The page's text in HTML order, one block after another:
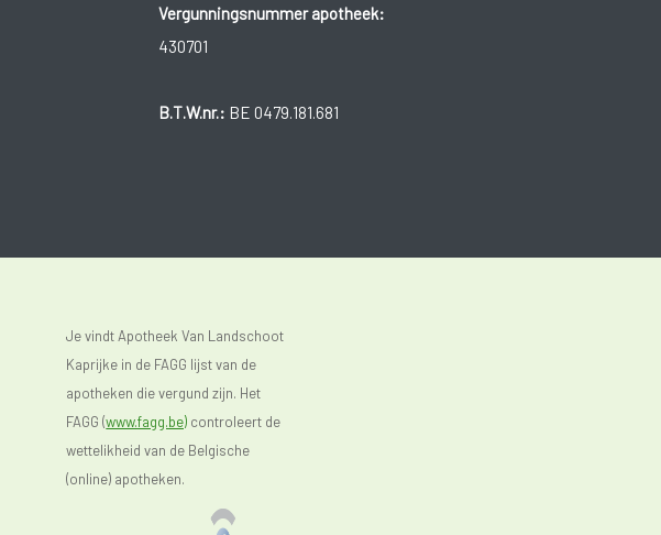
Vergunningsnummer apotheek:
430701
B.T.W.nr.: BE 0479.181.681
Je vindt Apotheek Van Landschoot
Kaprijke in de FAGG lijst van de
apotheken die vergund zijn. Het
FAGG (www.fagg.be) controleert de
wettelikheid van de Belgische
(online) apotheken.